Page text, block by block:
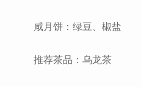
咸月饼：绿豆、椒盐
推荐茶品：乌龙茶